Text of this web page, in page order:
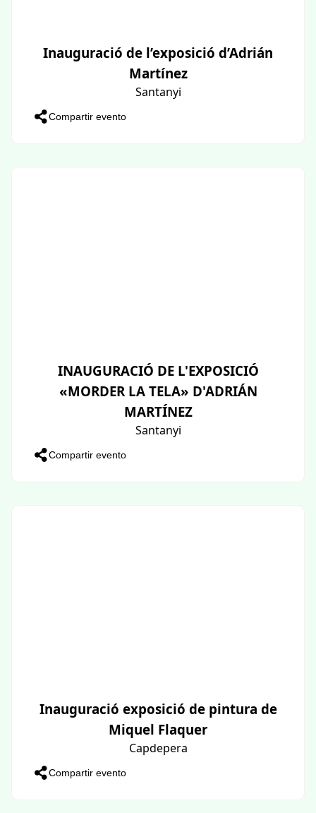
Inauguració de l’exposició d’Adrián
Martínez
Santanyi
Compartir evento
INAUGURACIÓ DE L'EXPOSICIÓ
«MORDER LA TELA» D'ADRIÁN
MARTÍNEZ
Santanyi
Compartir evento
Inauguració exposició de pintura de
Miquel Flaquer
Capdepera
Compartir evento